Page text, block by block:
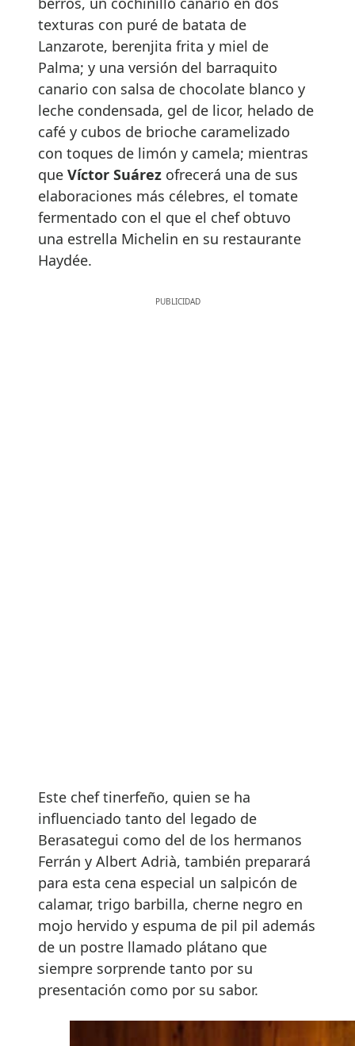
texturas con puré de batata de
Lanzarote, berenjita frita y miel de
Palma; y una versión del barraquito
canario con salsa de chocolate blanco y
leche condensada, gel de licor, helado de
café y cubos de brioche caramelizado
con toques de limón y camela; mientras
que Víctor Suárez ofrecerá una de sus
elaboraciones más célebres, el tomate
fermentado con el que el chef obtuvo
una estrella Michelin en su restaurante
Haydée.
Este chef tinerfeño, quien se ha
influenciado tanto del legado de
Berasategui como del de los hermanos
Ferrán y Albert Adrià, también preparará
para esta cena especial un salpicón de
calamar, trigo barbilla, cherne negro en
mojo hervido y espuma de pil pil además
de un postre llamado plátano que
siempre sorprende tanto por su
presentación como por su sabor.